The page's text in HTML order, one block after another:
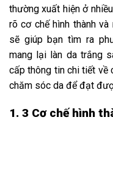
thường xuất hiện ở
rõ cơ chế hình thành
sẽ giúp bạn tìm ra
mang lại làn da trắng
cấp thông tin chi tiết về
chăm sóc da để đạt
1. 3 Cơ chế hình